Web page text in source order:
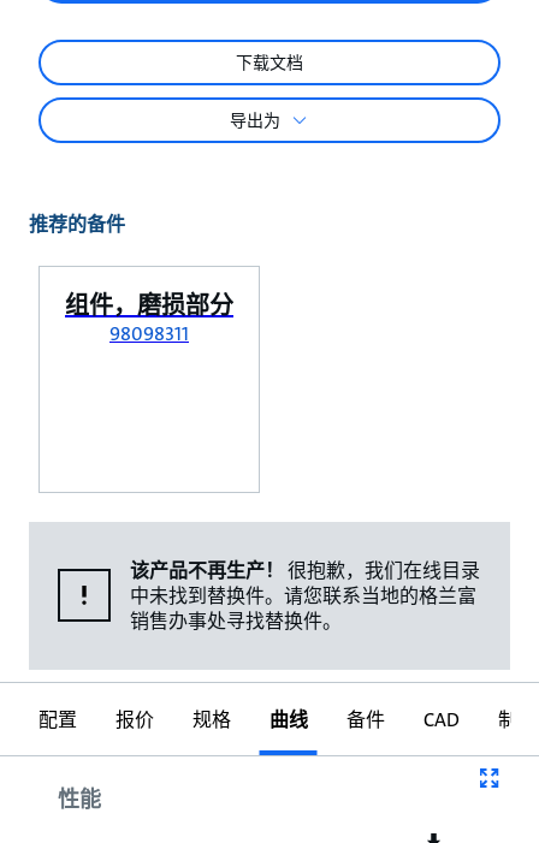
下载文档
导出为
推荐的备件
组件，磨损部分
98098311
该产品不再生产！
很抱歉，我们在线目录
中未找到替换件。请您联系当地的格兰富
销售办事处寻找替换件。
配置 报价 规格 曲线 备件 CAD 制图
性能